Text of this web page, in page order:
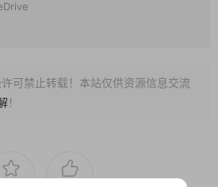
可禁止转载！本站仅供资源信息交流
！